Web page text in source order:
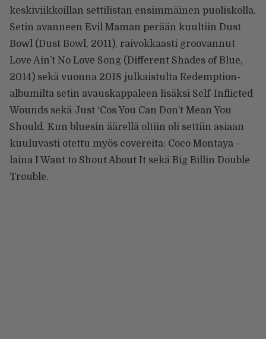
keskiviikkoillan settilistan ensimmäinen puoliskolla.
Setin avanneen Evil Maman perään kuultiin Dust
Bowl (Dust Bowl, 2011), raivokkaasti groovannut
Love Ain’t No Love Song (Different Shades of Blue,
2014) sekä vuonna 2018 julkaistulta Redemption-
albumilta setin avauskappaleen lisäksi Self-Inflicted
Wounds sekä Just ‘Cos You Can Don’t Mean You
Should. Kun bluesin äärellä oltiin oli settiin asiaan
kuuluvasti otettu myös covereita: Coco Montaya –
laina I Want to Shout About It sekä Big Billin Double
Trouble.